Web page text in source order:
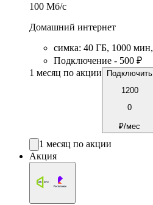
100 Мб/c
Домашний интернет
симка: 40 ГБ, 1000 мин,
Подключение - 500 ₽
1 месяц по акции
Подключить
1200
0
₽/мес
1 месяц по акции
Акция